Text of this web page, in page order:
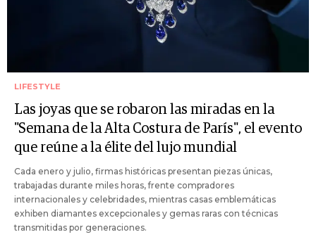
LIFESTYLE
Las joyas que se robaron las miradas en la
"Semana de la Alta Costura de París", el evento
que reúne a la élite del lujo mundial
Cada enero y julio, firmas históricas presentan piezas únicas,
trabajadas durante miles horas, frente compradores
internacionales y celebridades, mientras casas emblemáticas
exhiben diamantes excepcionales y gemas raras con técnicas
transmitidas por generaciones.